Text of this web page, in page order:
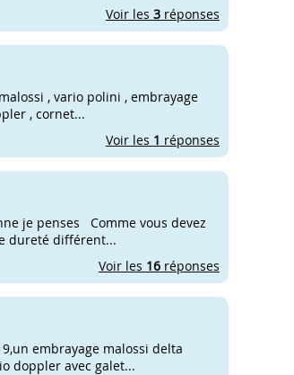
Voir les 3réponses
, vario polini , embrayage
, cornet...
Voir les 1 réponses
je penses Comme vous devez
dureté différent...
Voir les 16réponses
embrayage malossi delta
doppler avec galet...